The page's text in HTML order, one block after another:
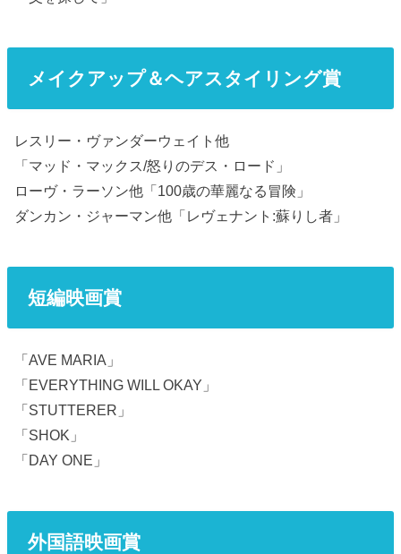
メイクアップ＆ヘアスタイリング賞
レスリー・ヴァンダーウェイト他
「マッド・マックス/怒りのデス・ロード」
ローヴ・ラーソン他「100歳の華麗なる冒険」
ダンカン・ジャーマン他「レヴェナント:蘇りし者」
短編映画賞
「AVE MARIA」
「EVERYTHING WILL OKAY」
「STUTTERER」
「SHOK」
「DAY ONE」
外国語映画賞